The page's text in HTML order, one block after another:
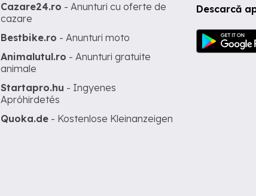
Descarcă
Cazare24.ro - Anunturi cu oferte de
cazare
Bestbike.ro - Anunturi moto
Animalutul.ro - Anunturi gratuite
animale
Startapro.hu - Ingyenes
Apróhirdetés
Quoka.de - Kostenlose Kleinanzeigen